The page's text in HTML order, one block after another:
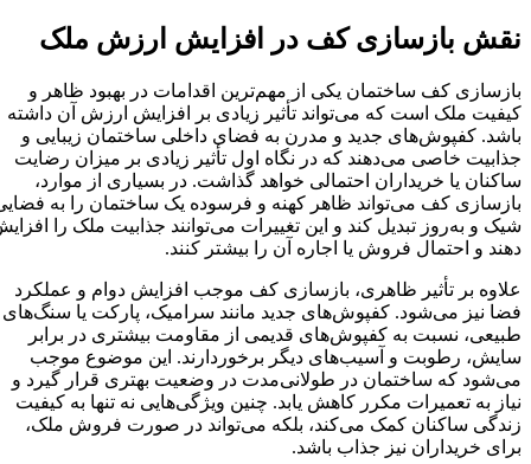
نقش بازسازی کف در افزایش ارزش ملک
بازسازی کف ساختمان یکی از مهم‌ترین اقدامات در بهبود ظاهر و
کیفیت ملک است که می‌تواند تأثیر زیادی بر افزایش ارزش آن داشته
باشد. کفپوش‌های جدید و مدرن به فضای داخلی ساختمان زیبایی و
جذابیت خاصی می‌دهند که در نگاه اول تأثیر زیادی بر میزان رضایت
ساکنان یا خریداران احتمالی خواهد گذاشت. در بسیاری از موارد،
بازسازی کف می‌تواند ظاهر کهنه و فرسوده یک ساختمان را به فضایی
شیک و به‌روز تبدیل کند و این تغییرات می‌توانند جذابیت ملک را افزایش
دهند و احتمال فروش یا اجاره آن را بیشتر کنند.
علاوه بر تأثیر ظاهری، بازسازی کف موجب افزایش دوام و عملکرد
فضا نیز می‌شود. کفپوش‌های جدید مانند سرامیک، پارکت یا سنگ‌های
طبیعی، نسبت به کفپوش‌های قدیمی از مقاومت بیشتری در برابر
سایش، رطوبت و آسیب‌های دیگر برخوردارند. این موضوع موجب
می‌شود که ساختمان در طولانی‌مدت در وضعیت بهتری قرار گیرد و
نیاز به تعمیرات مکرر کاهش یابد. چنین ویژگی‌هایی نه تنها به کیفیت
زندگی ساکنان کمک می‌کند، بلکه می‌تواند در صورت فروش ملک،
برای خریداران نیز جذاب باشد.